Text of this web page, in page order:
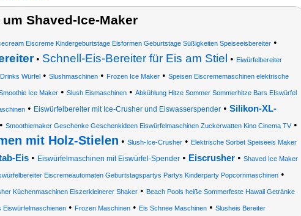
Shaved-Ice-Maker
Eiscreme Kindergeburtstage Eisformen Geburtstage Süßigkeiten Speiseeisbereiter •
• Schnell-Eis-Bereiter für Eis am Stiel • Eiwürfelbereiter
Würfel • Slushmaschinen • Frozen Ice Maker • Speisen Eiscrememaschinen elektrische
Ice Maker • Slush Eismaschinen • Abkühlung Hitze Sommer Sommerhitze Bars EIswürfel
• Eiswürfelbereiter mit Ice-Crusher und Eiswasserspender • Silikon-XL-
• Smoothiemaker Geschenke Geschenkideen Eiswürfelmaschinen Zuckerwatten Kino Cinema TV•
mit Holz-Stielen • Slush-Ice-Crusher• Elektrische Sorbet Speiseeis Maker
Eis • Eiswürfelmaschinen mit Eiswürfel-Spender • Eiscrusher • Shaved Ice Maker
Eiscremeautomaten Geburtstagspartys Partys Kinderparty Popcornmaschinen•
Küchenmaschinen Eiszerkleinerer Shaker• Beach Pools heiße Sommerfeste Hawaii Getränke
Eiswürfelmaschienen • Frozen Maschinen • Eis Schnee Maschinen • Slusheis Bereiter